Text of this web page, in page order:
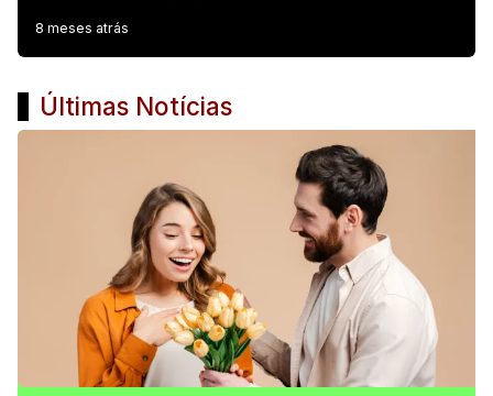
8 meses atrás
Últimas Notícias